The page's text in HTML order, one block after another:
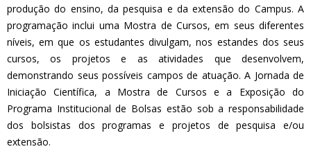
produção do ensino, da pesquisa e da extensão do Campus. A
programação inclui uma Mostra de Cursos, em seus diferentes
níveis, em que os estudantes divulgam, nos estandes dos seus
cursos, os projetos e as atividades que desenvolvem,
demonstrando seus possíveis campos de atuação. A Jornada de
Iniciação Científica, a Mostra de Cursos e a Exposição do
Programa Institucional de Bolsas estão sob a responsabilidade
dos bolsistas dos programas e projetos de pesquisa e/ou
extensão.